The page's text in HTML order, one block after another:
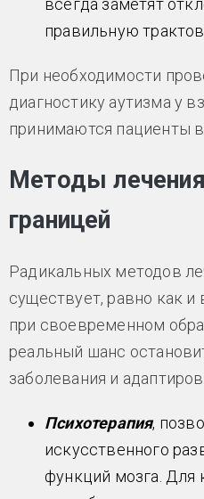
всегда заметят
правильную
При необходимости
диагностику аутизма у
принимаются пациенты
Методы
границей
Радикальных методов
существует, равно как
при своевременном
реальный шанс
заболевания и
Психотерапия,
искусственного
функций мозга. Для